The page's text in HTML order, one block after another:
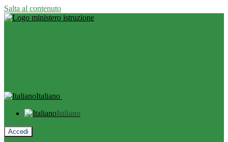
Salta al contenuto
Italiano
Italiano
Accedi